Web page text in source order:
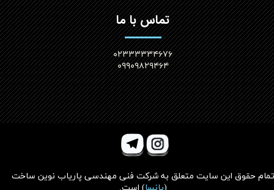
تماس با ما
۰۲۳۳۳۳۳۴۶۷۶
۰۹۹۰۹۸۲۹۴۶۴
تمام حقوق این سایت متعلق به شرکت فنی مهندسی پاریاب نوین ساخت
(پانسا) است.